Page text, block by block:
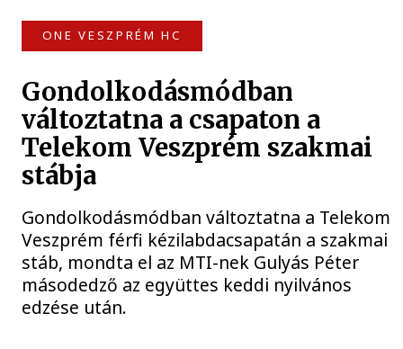
ONE VESZPRÉM HC
Gondolkodásmódban
változtatna a csapaton a
Telekom Veszprém szakmai
stábja
Gondolkodásmódban változtatna a Telekom
Veszprém férfi kézilabdacsapatán a szakmai
stáb, mondta el az MTI-nek Gulyás Péter
másodedző az együttes keddi nyilvános
edzése után.